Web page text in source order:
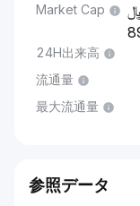
Market Cap
24H出来高
流通量
最大流通量
参照データ